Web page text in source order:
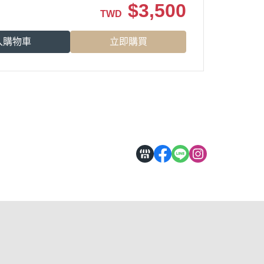
TWD $3,500
購物車 立即購買